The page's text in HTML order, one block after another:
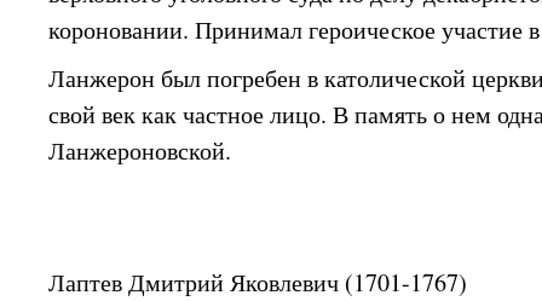
короновании. Принимал героическое участие
Ланжерон был погребен в католической
свой век как частное лицо. В память о нем
Ланжероновской.
Лаптев Дмитрий Яковлевич (1701-1767)